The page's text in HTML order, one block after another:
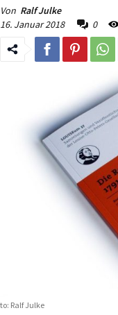
Von Ralf Julke
16. Januar 2018
0
Ralf Julke